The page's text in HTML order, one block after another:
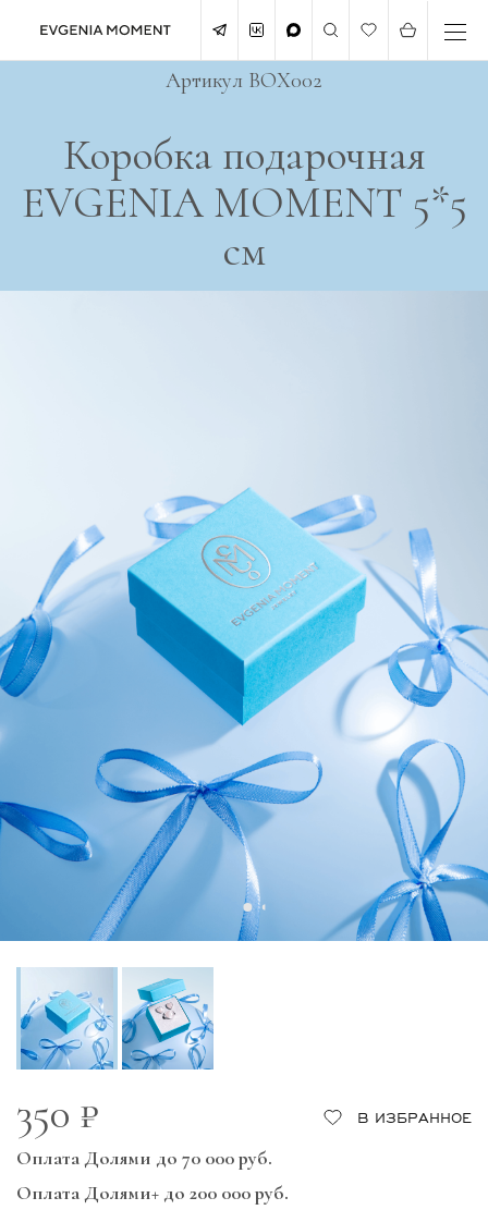
Коробка подарочная
EVGENIA MOMENT 5*5
см
Артикул BOX002
350 ₽ В ИЗБРАННОЕ
Оплата Долями до 70 000 руб.
Оплата Долями+ до 200 000 руб.